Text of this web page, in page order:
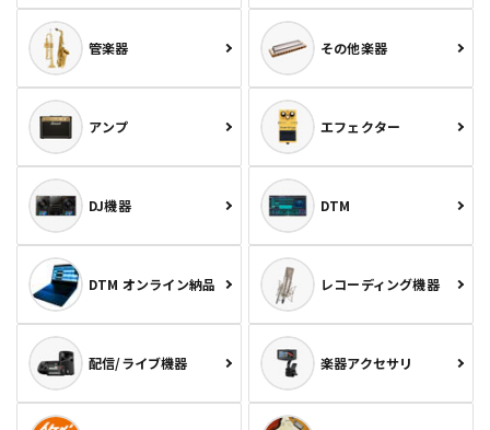
管楽器 その他楽器
アンプ エフェクター
DJ機器 DTM
DTM オンライン納品 レコーディング機器
配信/ライブ機器 楽器アクセサリ